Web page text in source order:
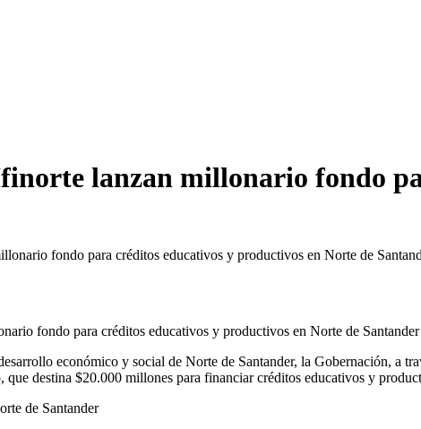
lanzan millonario fondo
fondo para créditos educativos y productivos en Norte de Santander
económico y social de Norte de Santander, la Gobernación, a
destina $20.000 millones para financiar créditos educativos y
de Santander